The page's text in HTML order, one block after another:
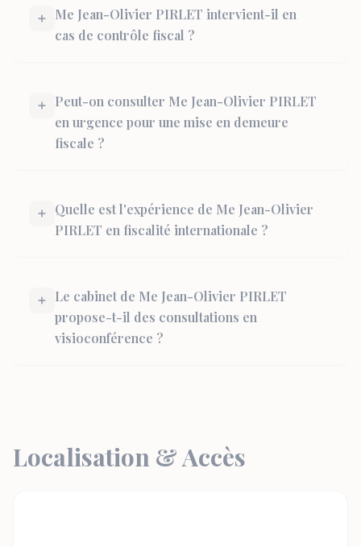
Me Jean-Olivier PIRLET intervient-il en
cas de contrôle fiscal ?
Peut-on consulter Me Jean-Olivier PIRLET
en urgence pour une mise en demeure
fiscale ?
Quelle est l'expérience de Me Jean-Olivier
PIRLET en fiscalité internationale ?
Le cabinet de Me Jean-Olivier PIRLET
propose-t-il des consultations en
visioconférence ?
Localisation & Accès